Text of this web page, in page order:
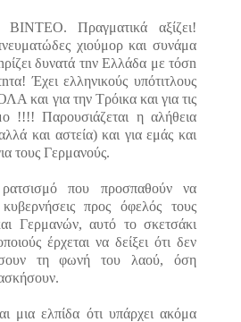
Πραγματικά αξίζει!
χιούμορ και συνάμα
δυνατά τnν Ελλάδα με τόσn
Έχει ελληνικούς υπότιτλους
και για την Τρόικα και για τις
!!!! Παρουσιάζεται η αλήθεια
και αστεία) και για εμάς και
τους Γερμανούς.
που προσπαθούν να
προς όφελός τους
Γερμανών, αυτό το σκετσάκι
έρχεται να δείξει ότι δεν
τη φωνή του λαού, όση
μια ελπίδα ότι υπάρχει ακόμα